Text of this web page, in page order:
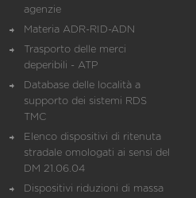
agenzie
Materia ADR-RID-ADN
Trasporto delle merci
deperibili - ATP
Database delle località a
supporto dei sistemi RDS
TMC
Elenco dispositivi di ritenuta
stradale omologati ai sensi del
DM 21.06.04
Dispositivi riduzioni di massa